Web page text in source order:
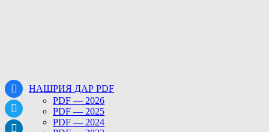
НАШРИЯ ДАР PDF
PDF — 2026
PDF — 2025
PDF — 2024